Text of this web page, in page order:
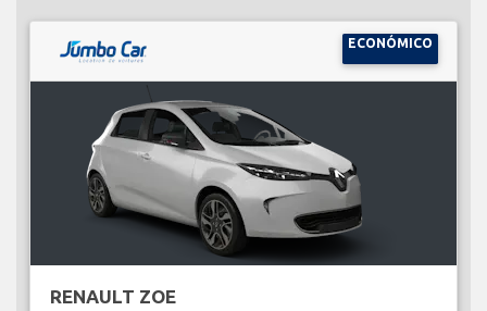
ECONÓMICO
RENAULT ZOE